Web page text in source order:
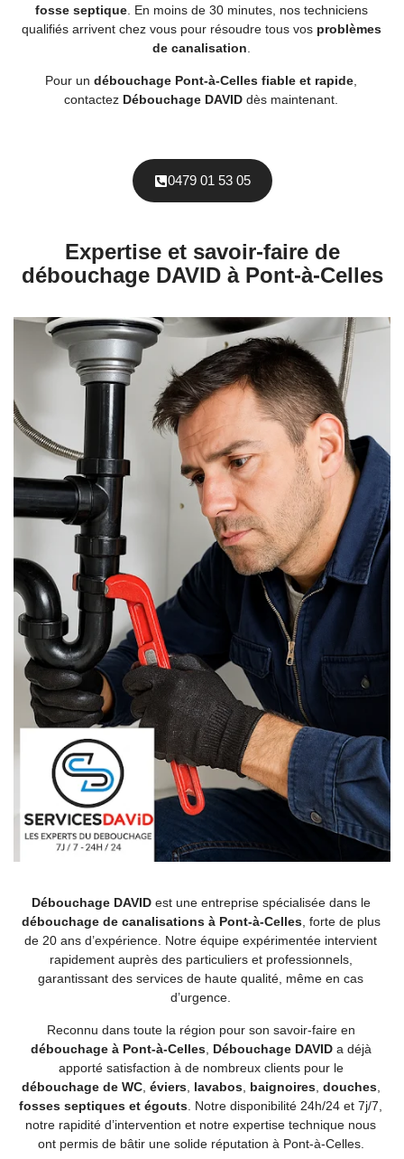
fosse septique. En moins de 30 minutes, nos techniciens
qualifiés arrivent chez vous pour résoudre tous vos problèmes
de canalisation.
Pour un débouchage Pont-à-Celles fiable et rapide,
contactez Débouchage DAVID dès maintenant.
0479 01 53 05
Expertise et savoir-faire de
débouchage DAVID à Pont-à-Celles
Débouchage DAVIDest une entreprise spécialisée dans le
débouchage de canalisations à Pont-à-Celles, forte de plus
de 20 ans d’expérience. Notre équipe expérimentée intervient
rapidement auprès des particuliers et professionnels,
garantissant des services de haute qualité, même en cas
d’urgence.
Reconnu dans toute la région pour son savoir-faire en
débouchage à Pont-à-Celles, Débouchage DAVIDa déjà
apporté satisfaction à de nombreux clients pour le
débouchage de WC, éviers, lavabos, baignoires, douches,
fosses septiques et égouts. Notre disponibilité 24h/24 et 7j/7,
notre rapidité d’intervention et notre expertise technique nous
ont permis de bâtir une solide réputation à Pont-à-Celles.